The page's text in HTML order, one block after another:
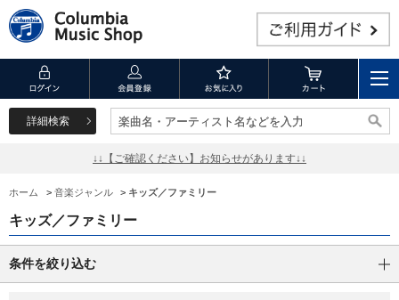
詳細検索 楽曲名・アーティスト名などを入力
楽曲名・アーティスト名などを入力
↓↓【ご確認ください】お知らせがあります↓↓
ホーム > 音楽ジャンル > キッズ／ファミリー
キッズ／ファミリー
条件を絞り込む